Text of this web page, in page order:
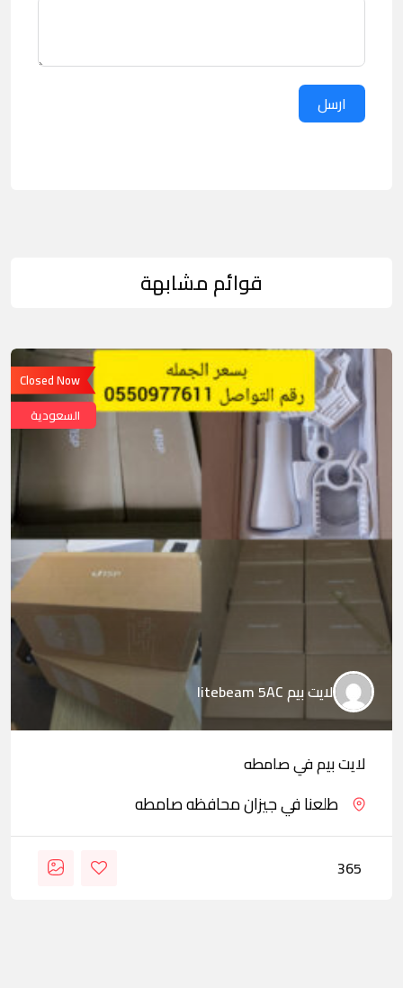
ارسل
قوائم مشابهة
Closed Now
السعودية
لايت بيم litebeam 5AC
لايت بيم في صامطه
طلعنا في جيزان محافظه صامطه
365